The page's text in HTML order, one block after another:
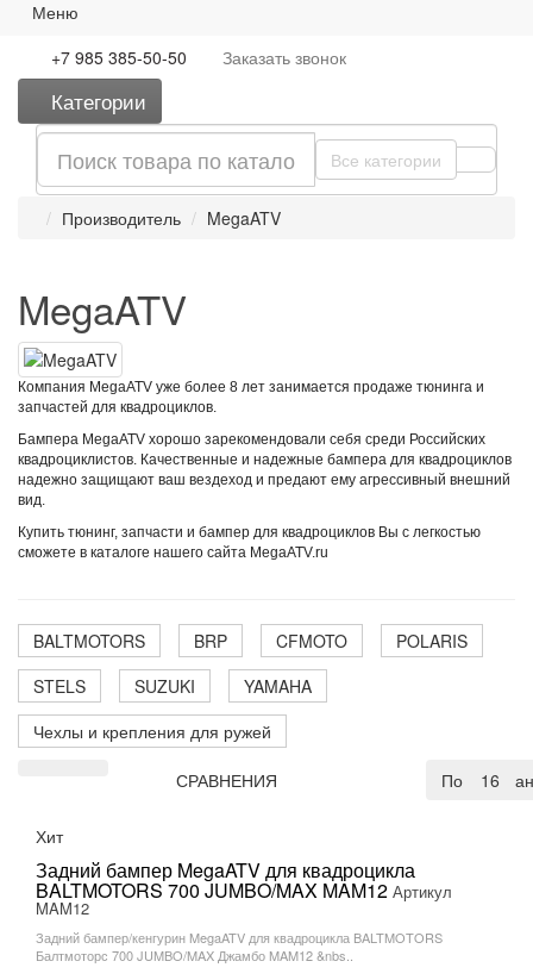
Меню
+7 985 385-50-50
Заказать звонок
Категории
Все категории
Производитель MegaATV
MegaATV
Компания MegaATV уже более 8 лет занимается продаже тюнинга и
запчастей для квадроциклов.
Бампера MegaATV хорошо зарекомендовали себя среди Российских
квадроциклистов. Качественные и надежные бампера для квадроциклов
надежно защищают ваш вездеход и предают ему агрессивный внешний
вид.
Купить тюнинг, запчасти и бампер для квадроциклов Вы с легкостью
сможете в каталоге нашего сайта MegaATV.ru
BALTMOTORS BRP CFMOTO
POLARIS
STELS
SUZUKI
YAMAHA
Чехлы и крепления для ружей
СРАВНЕНИЯ 16
По
Хит
Задний бампер MegaATV для квадроцикла
BALTMOTORS 700 JUMBO/MAX MAM12 Артикул
MAM12
Задний бампер/кенгурин MegaATV для квадроцикла BALTMOTORS
Балтмоторс 700 JUMBO/MAX Джамбо MAM12 &nbs..